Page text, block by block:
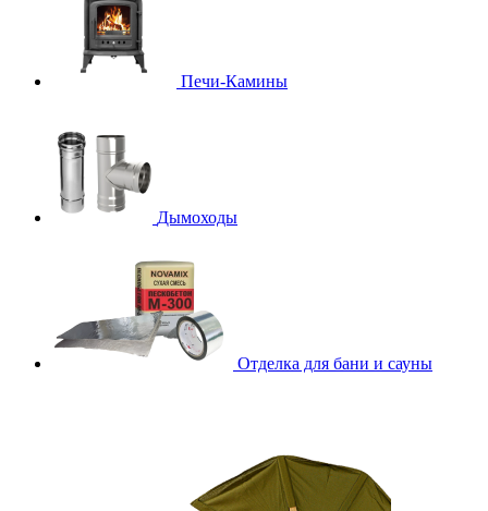
Печи-Камины
Дымоходы
Отделка для бани и сауны